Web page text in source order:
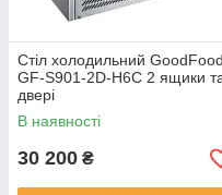
Стіл холодильний GoodFood
GF-S901-2D-H6C 2 ящики
двері
В наявності
30 200 ₴